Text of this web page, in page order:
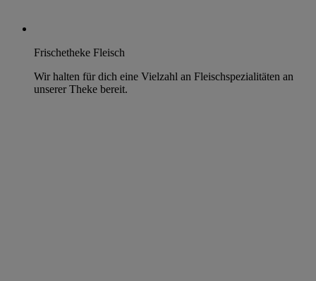
Frischetheke Fleisch
Wir halten für dich eine Vielzahl an Fleischspezialitäten an
unserer Theke bereit.